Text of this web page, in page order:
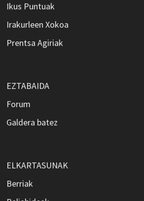
Ikus Puntuak
Irakurleen Xokoa
Prentsa Agiriak
EZTABAIDA
Forum
Galdera batez
ELKARTASUNAK
Berriak